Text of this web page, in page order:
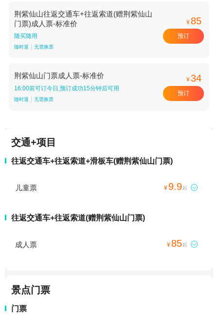
荆紫仙山往返交通车+往返索道(赠荆紫仙山
门票)成人票-标准价
随买随用
随时退 无需换票
¥ 85
预订
荆紫仙山门票成人票-标准价
16:00前可订今日,预订成功15分钟后可用
随时退 无需换票
¥34
预订
交通+项目
往返交通车+往返索道+滑板车(赠荆紫仙山门票)
儿童票 ¥ 9.9起 
往返交通车+往返索道(赠荆紫仙山门票)
成人票 ¥ 85起 
景点门票
门票